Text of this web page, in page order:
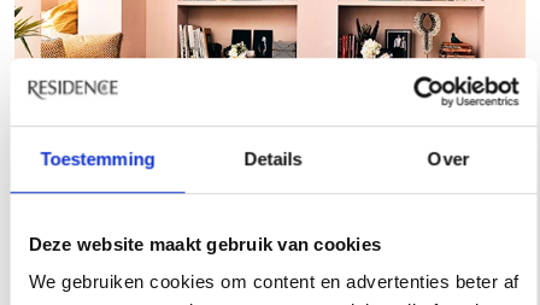
Toestemming Details Over
Deze website maakt gebruik van cookies
We gebruiken cookies om content en advertenties beter af